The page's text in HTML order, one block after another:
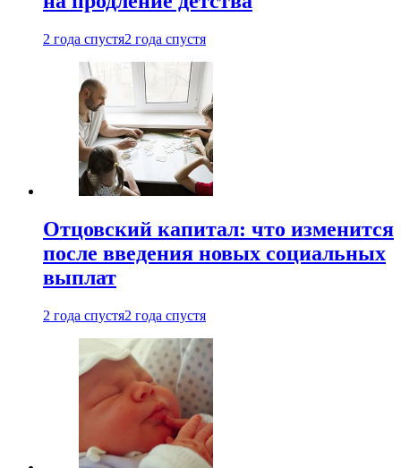
2 года спустя2 года спустя
Отцовский капитал: что изменится
после введения новых социальных
выплат
2 года спустя2 года спустя